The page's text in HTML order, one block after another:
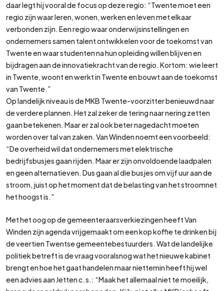
daar legt hij vooral de focus op deze regio: “Twente moet een
regio zijn waar leren, wonen, werken en leven met elkaar
verbonden zijn. Een regio waar onderwijsinstellingen en
ondernemers samen talent ontwikkelen voor de toekomst van
Twente en waar studenten na hun opleiding willen blijven en
bijdragen aan de innovatiekracht van de regio. Kortom: wie leert
in Twente, woont en werkt in Twente en bouwt aan de toekomst
van Twente.”
Op landelijk niveau is de MKB Twente-voorzitter benieuwd naar
de verdere plannen. Het zal zeker de tering naar nering zetten
gaan betekenen. Maar er zal ook beter nagedacht moeten
worden over tal van zaken. Van Winden noemt een voorbeeld:
“De overheid wil dat ondernemers met elektrische
bedrijfsbusjes gaan rijden. Maar er zijn onvoldoende laadpalen
en geen alternatieven. Dus gaan al die busjes om vijf uur aan de
stroom, juist op het moment dat de belasting van het stroomnet
het hoogst is.”
Met het oog op de gemeenteraarsverkiezingen heeft Van
Winden zijn agenda vrijgemaakt om een kop koffie te drinken bij
de veertien Twentse gemeentebestuurders. Wat de landelijke
politiek betreft is de vraag vooralsnog wat het nieuwe kabinet
brengt en hoe het gaat handelen maar niettemin heeft hij wel
een advies aan Jetten c.s.: “Maak het allemaal niet te moeilijk,